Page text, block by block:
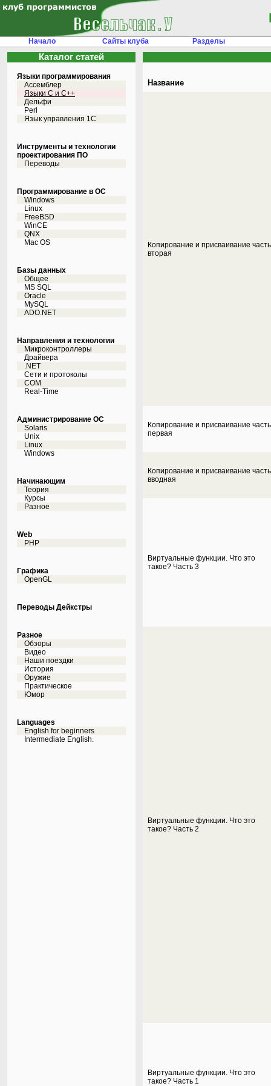
Начало Сайты клуба Разделы
Каталог статей
Языки программирования
Ассемблер
Языки С и C++
Дельфи
Perl
Язык управления 1С
Инструменты и технологии
проектирования ПО
Переводы
Программирование в ОС
Windows
Linux
FreeBSD
WinCE
QNX
Mac OS
Базы данных
Общее
MS SQL
Oracle
MySQL
ADO.NET
Направления и технологии
Микроконтроллеры
Драйвера
.NET
Сети и протоколы
COM
Real-Time
Администрирование ОС
Solaris
Unix
Linux
Windows
Начинающим
Теория
Курсы
Разное
Web
PHP
Графика
OpenGL
Переводы Дейкстры
Разное
Обзоры
Видео
Наши поездки
История
Оружие
Практическое
Юмор
Languages
English for beginners
Intermediate English.
Название
Копирование и присваивание часть
вторая
Копирование и присваивание часть
первая
Копирование и присваивание часть
вводная
Виртуальные функции. Что это
такое? Часть 3
Виртуальные функции. Что это
такое? Часть 2
Виртуальные функции. Что это
такое? Часть 1